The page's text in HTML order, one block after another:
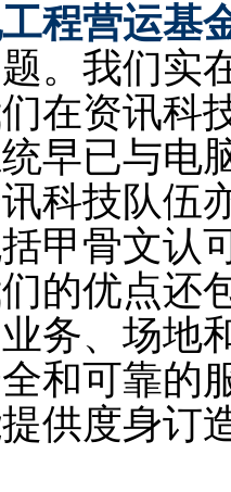
程营运基
。我们实
在资讯科
早已与电
科技队伍
甲骨文认
的优点还
务、场地
和可靠的
供度身订